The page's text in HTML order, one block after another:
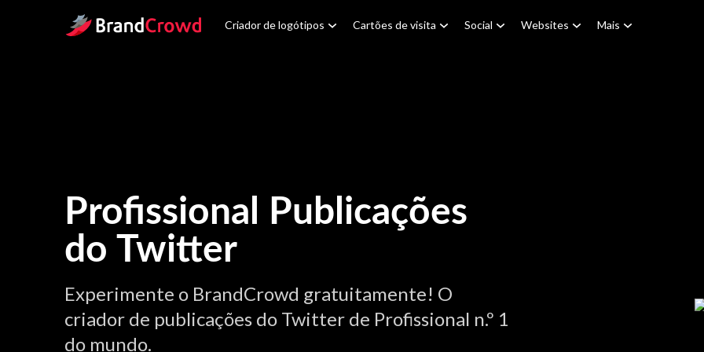
Site Logo Criador de logótipos Cartões de visita Social Websites Mais
Profissional Publicações
do Twitter
Experimente o BrandCrowd gratuitamente! O
criador de publicações do Twitter de Profissional n.º 1
do mundo.